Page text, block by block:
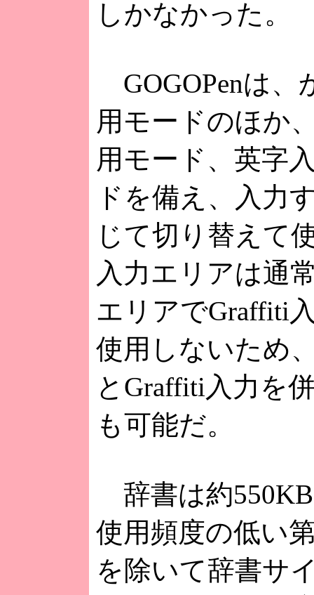
しかなかった。
GOGOPenは、
用モードのほか
用モード、英字
ドを備え、入力
じて切り替えて
入力エリアは通
エリアでGraffiti
使用しないため
とGraffiti入力を
も可能だ。
辞書は約
使用頻度の低い
を除いて辞書サ